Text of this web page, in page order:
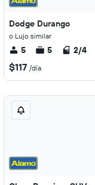
Dodge Durango
o Lujo similar
5 5 2/4
$117 /día